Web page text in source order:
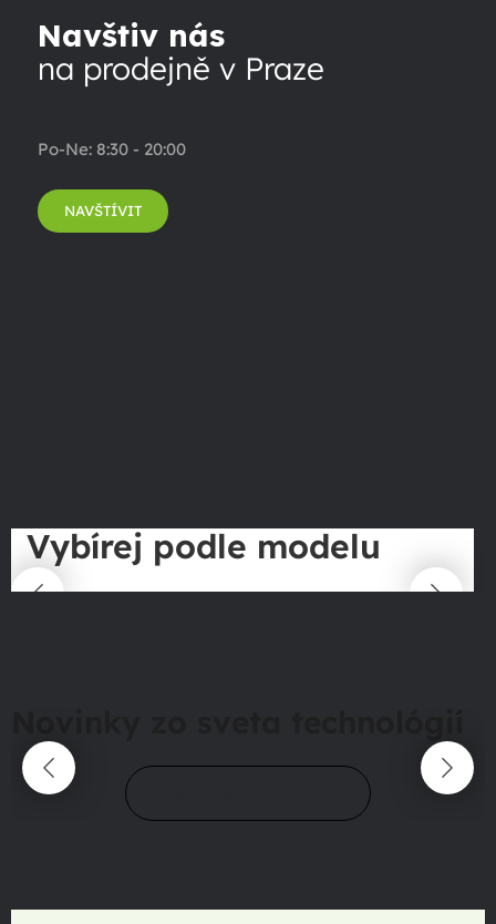
Navštiv nás
na prodejně v Praze
Po-Ne: 8:30 - 20:00
NAVŠTÍVIT
Vybírej podle modelu